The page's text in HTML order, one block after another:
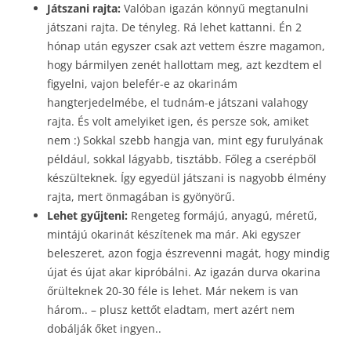
Játszani rajta: Valóban igazán könnyű megtanulni
játszani rajta. De tényleg. Rá lehet kattanni. Én 2
hónap után egyszer csak azt vettem észre magamon,
hogy bármilyen zenét hallottam meg, azt kezdtem el
figyelni, vajon belefér-e az okarinám
hangterjedelmébe, el tudnám-e játszani valahogy
rajta. És volt amelyiket igen, és persze sok, amiket
nem :) Sokkal szebb hangja van, mint egy furulyának
például, sokkal lágyabb, tisztább. Főleg a cserépből
készülteknek. Így egyedül játszani is nagyobb élmény
rajta, mert önmagában is gyönyörű.
Lehet gyűjteni: Rengeteg formájú, anyagú, méretű,
mintájú okarinát készítenek ma már. Aki egyszer
beleszeret, azon fogja észrevenni magát, hogy mindig
újat és újat akar kipróbálni. Az igazán durva okarina
őrülteknek 20-30 féle is lehet. Már nekem is van
három.. – plusz kettőt eladtam, mert azért nem
dobálják őket ingyen..